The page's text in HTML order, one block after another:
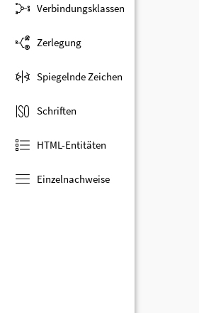
Verbindungsklassen
Zerlegung
Spiegelnde Zeichen
Schriften
HTML-Entitäten
Einzelnachweise